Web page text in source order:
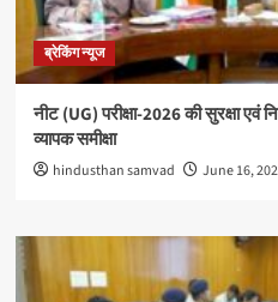
ब्रेकिंग न्यूज
नीट (UG) परीक्षा-2026 की सुरक्षा एवं
व्यापक समीक्षा
hindusthan samvad June 16,